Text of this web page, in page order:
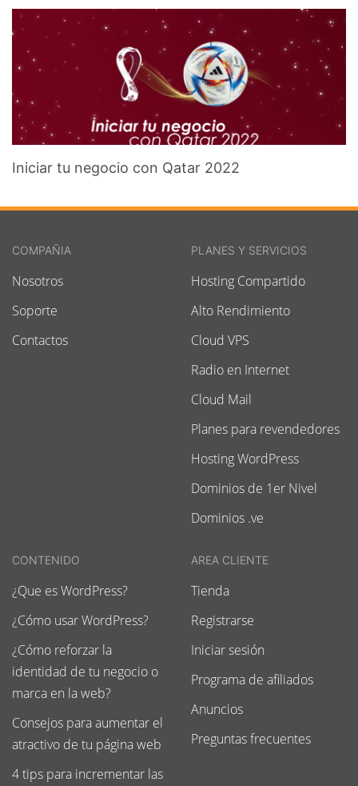
Iniciar tu negocio con Qatar 2022
COMPAÑIA
Nosotros
Soporte
Contactos
PLANES Y SERVICIOS
Hosting Compartido
Alto Rendimiento
Cloud VPS
Radio en Internet
Cloud Mail
Planes para revendedores
Hosting WordPress
Dominios de 1er Nivel
Dominios .ve
CONTENIDO
¿Que es WordPress?
¿Cómo usar WordPress?
¿Cómo reforzar la
identidad de tu negocio o
marca en la web?
Consejos para aumentar el
atractivo de tu página web
4 tips para incrementar las
AREA CLIENTE
Tienda
Registrarse
Iniciar sesión
Programa de afiliados
Anuncios
Preguntas frecuentes